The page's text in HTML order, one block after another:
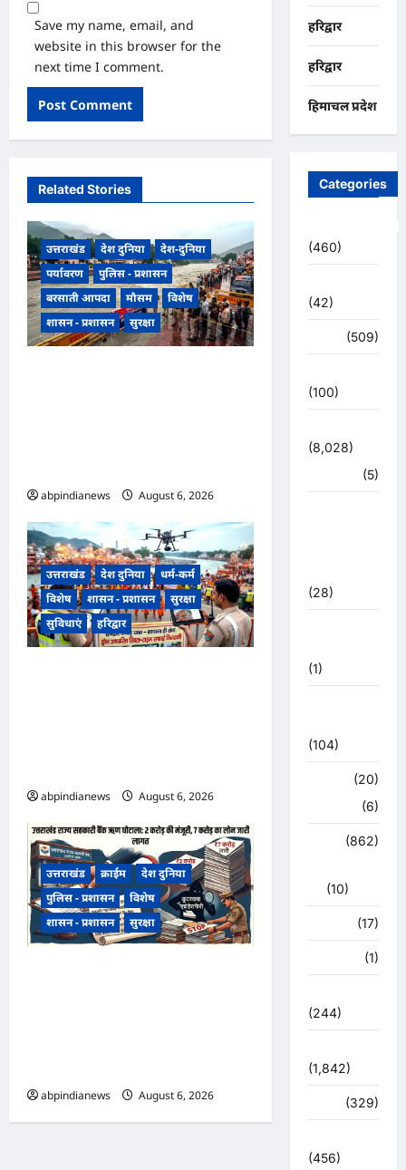
Save my name, email, and
website in this browser for the
next time I comment.
Related Stories
उत्तराखंड देश दुनिया
देश-दुनिया
पर्यावरण
पुलिस - प्रशासन
बरसाती आपदा
मौसम
विशेष
शासन - प्रशासन
सुरक्षा
abpindianews August 6, 2026
उत्तराखंड देश दुनिया
धर्म-कर्म
विशेष
शासन - प्रशासन
सुरक्षा
सुविधाएं
हरिद्वार
abpindianews August 6, 2026
उत्तराखंड क्राईम
देश दुनिया
पुलिस - प्रशासन
विशेष
शासन - प्रशासन
सुरक्षा
abpindianews August 6, 2026
हरिद्वार
हरिद्वार
हिमाचल प्रदेश
Categories
(460)
(42)
(509)
(100)
(8,028)
(5)
(28)
(1)
(104)
(20)
(6)
(862)
(10)
(17)
(1)
(244)
(1,842)
(329)
(456)